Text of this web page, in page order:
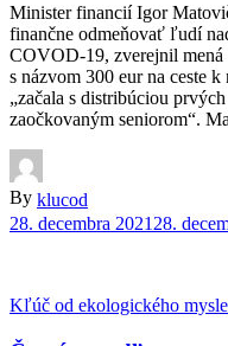
Minister financií Igor
finančne odmeňovať ľudí
COVOD-19, zverejnil mená
s názvom 300 eur na ceste
„začala s distribúciou
zaočkovaným seniorom“.
By klucod
28. decembra 2021 28.
Kľúč od ekologického